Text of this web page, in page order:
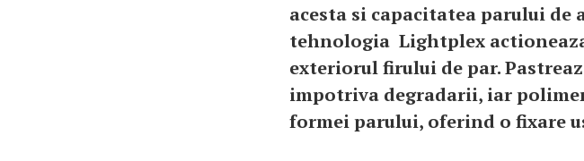
acesta si capacitatea parului de
tehnologia Lightplex
exteriorul firului de par.
impotriva degradarii, iar
formei parului, oferind o fixare